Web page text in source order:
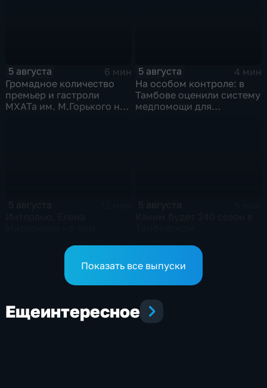
5 августа
6 мин
Громадное количество
премьер и гастроли
МХАТа им. М.Горького на
5 августа
4 мин
На особом контроле: в
Тамбове оценили систему
медпомощи для
выставку «Неизвестный
Показать все выпуски
Ещеинтересное